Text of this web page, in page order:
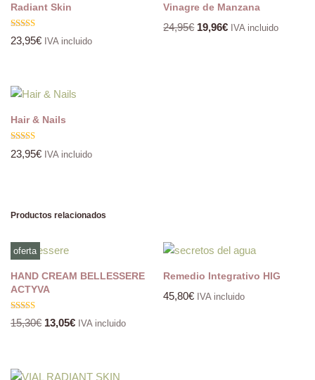
Radiant Skin
Valorado
con
23,95€ IVA incluido
Vinagre de Manzana
24,95€ 19,96€ IVA incluido
Hair & Nails
Valorado
con
23,95€ IVA incluido
Productos relacionados
oferta
HAND CREAM BELLESSERE
ACTYVA
Valorado
con
15,30€ 13,05€ IVA incluido
Remedio Integrativo HIG
45,80€ IVA incluido